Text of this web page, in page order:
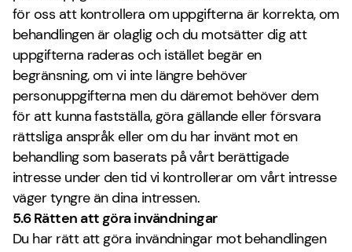
för oss att kontrollera om uppgifterna är korrekta, om
behandlingen är olaglig och du motsätter dig att
uppgifterna raderas och istället begär en
begränsning, om vi inte längre behöver
personuppgifterna men du däremot behöver dem
för att kunna fastställa, göra gällande eller försvara
rättsliga anspråk eller om du har invänt mot en
behandling som baserats på vårt berättigade
intresse under den tid vi kontrollerar om vårt intresse
väger tyngre än dina intressen.
5.6 Rätten att göra invändningar
Du har rätt att göra invändningar mot behandlingen